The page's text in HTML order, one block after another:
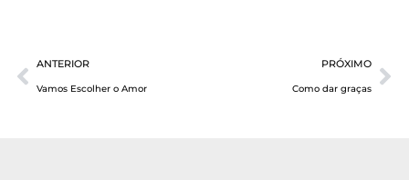
ANTERIOR
Vamos Escolher o Amor
PRÓXIMO
Como dar graças